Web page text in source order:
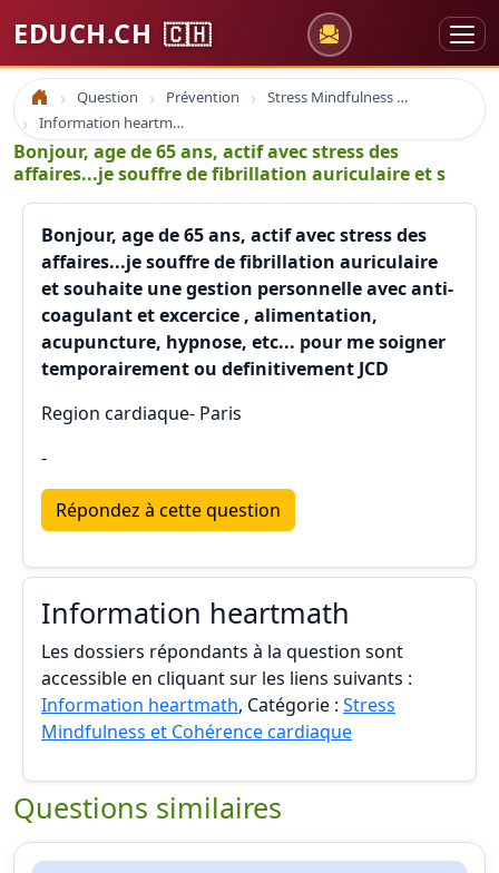
EDUCH.CH 🇨🇭
Accueil Question Prévention
Stress Mindfulness et Cohérence cardiaque
Information heartmath
Bonjour, age de 65 ans, actif avec stress des
affaires...je souffre de fibrillation auriculaire et s
Bonjour, age de 65 ans, actif avec stress des
affaires...je souffre de fibrillation auriculaire
et souhaite une gestion personnelle avec anti-
coagulant et excercice , alimentation,
acupuncture, hypnose, etc... pour me soigner
temporairement ou definitivement JCD
Region cardiaque- Paris
-
Répondez à cette question
Information heartmath
Les dossiers répondants à la question sont
accessible en cliquant sur les liens suivants :
Information heartmath, Catégorie : Stress
Mindfulness et Cohérence cardiaque
Questions similaires